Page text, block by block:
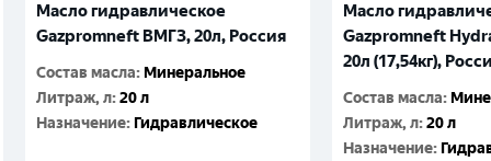
Масло гидравлическое
Gazpromneft ВМГЗ, 20л, Россия
Состав масла: Минеральное
Литраж, л:20 л
Назначение: Гидравлическое
Масло
Gazpromneft
20л (17,54кг),
Состав масла:
Литраж, л:20 л
Назначение: